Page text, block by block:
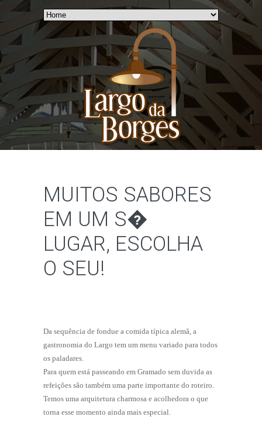
MUITOS SABORES
EM UM S�
LUGAR, ESCOLHA
O SEU!
Da sequência de fondue a comida típica alemã, a
gastronomia do Largo tem um menu variado para todos
os paladares.
Para quem está passeando em Gramado sem duvida as
refeições são também uma parte importante do roteiro.
Temos uma arquitetura charmosa e acolhedora o que
torna esse momento ainda mais especial.